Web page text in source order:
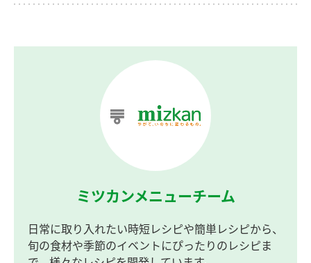
ミツカンメニューチーム
日常に取り入れたい時短レシピや簡単レシピから、
旬の食材や季節のイベントにぴったりのレシピま